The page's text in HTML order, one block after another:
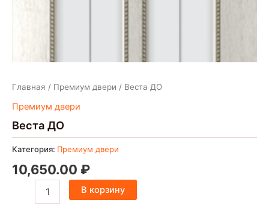
Главная / Премиум двери / Веста ДО
Премиум двери
Веста ДО
Категория: Премиум двери
10,650.00 ₽
В корзину